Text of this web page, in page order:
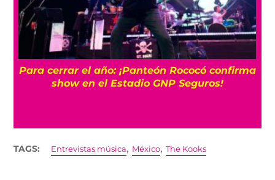
Para cerrar el año: ¡Panteón Rococó confirma
show en el Estadio GNP Seguros!
TAGS: Entrevistas música, México,The Kooks